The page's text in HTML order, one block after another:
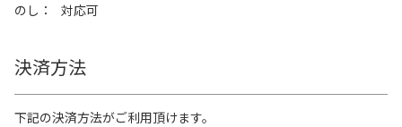
のし
対応可
決済方法
下記の決済方法がご利用頂けます。